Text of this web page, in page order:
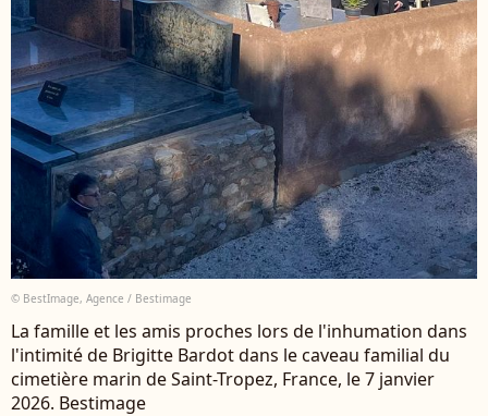
© BestImage, Agence / Bestimage
La famille et les amis proches lors de l'inhumation dans
l'intimité de Brigitte Bardot dans le caveau familial du
cimetière marin de Saint-Tropez, France, le 7 janvier
2026. Bestimage